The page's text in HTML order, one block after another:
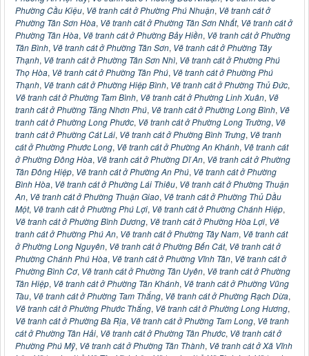
Phường Cầu Kiệu, Vẽ tranh cát ở Phường Phú Nhuận, Vẽ tranh cát ở
Phường Tân Sơn Hòa, Vẽ tranh cát ở Phường Tân Sơn Nhất, Vẽ tranh cát ở
Phường Tân Hòa, Vẽ tranh cát ở Phường Bảy Hiền, Vẽ tranh cát ở Phường
Tân Bình, Vẽ tranh cát ở Phường Tân Sơn, Vẽ tranh cát ở Phường Tây
Thạnh, Vẽ tranh cát ở Phường Tân Sơn Nhì, Vẽ tranh cát ở Phường Phú
Thọ Hòa, Vẽ tranh cát ở Phường Tân Phú, Vẽ tranh cát ở Phường Phú
Thạnh, Vẽ tranh cát ở Phường Hiệp Bình, Vẽ tranh cát ở Phường Thủ Đức,
Vẽ tranh cát ở Phường Tam Bình, Vẽ tranh cát ở Phường Linh Xuân, Vẽ
tranh cát ở Phường Tăng Nhơn Phú, Vẽ tranh cát ở Phường Long Bình, Vẽ
tranh cát ở Phường Long Phước, Vẽ tranh cát ở Phường Long Trường, Vẽ
tranh cát ở Phường Cát Lái, Vẽ tranh cát ở Phường Bình Trưng, Vẽ tranh
cát ở Phường Phước Long, Vẽ tranh cát ở Phường An Khánh, Vẽ tranh cát
ở Phường Đông Hòa, Vẽ tranh cát ở Phường Dĩ An, Vẽ tranh cát ở Phường
Tân Đông Hiệp, Vẽ tranh cát ở Phường An Phú, Vẽ tranh cát ở Phường
Bình Hòa, Vẽ tranh cát ở Phường Lái Thiêu, Vẽ tranh cát ở Phường Thuận
An, Vẽ tranh cát ở Phường Thuận Giao, Vẽ tranh cát ở Phường Thủ Dầu
Một, Vẽ tranh cát ở Phường Phú Lợi, Vẽ tranh cát ở Phường Chánh Hiệp,
Vẽ tranh cát ở Phường Bình Dương, Vẽ tranh cát ở Phường Hòa Lợi, Vẽ
tranh cát ở Phường Phú An, Vẽ tranh cát ở Phường Tây Nam, Vẽ tranh cát
ở Phường Long Nguyên, Vẽ tranh cát ở Phường Bến Cát, Vẽ tranh cát ở
Phường Chánh Phú Hòa, Vẽ tranh cát ở Phường Vĩnh Tân, Vẽ tranh cát ở
Phường Bình Cơ, Vẽ tranh cát ở Phường Tân Uyên, Vẽ tranh cát ở Phường
Tân Hiệp, Vẽ tranh cát ở Phường Tân Khánh, Vẽ tranh cát ở Phường Vũng
Tàu, Vẽ tranh cát ở Phường Tam Thắng, Vẽ tranh cát ở Phường Rạch Dừa,
Vẽ tranh cát ở Phường Phước Thắng, Vẽ tranh cát ở Phường Long Hương,
Vẽ tranh cát ở Phường Bà Rịa, Vẽ tranh cát ở Phường Tam Long, Vẽ tranh
cát ở Phường Tân Hải, Vẽ tranh cát ở Phường Tân Phước, Vẽ tranh cát ở
Phường Phú Mỹ, Vẽ tranh cát ở Phường Tân Thành, Vẽ tranh cát ở Xã Vĩnh